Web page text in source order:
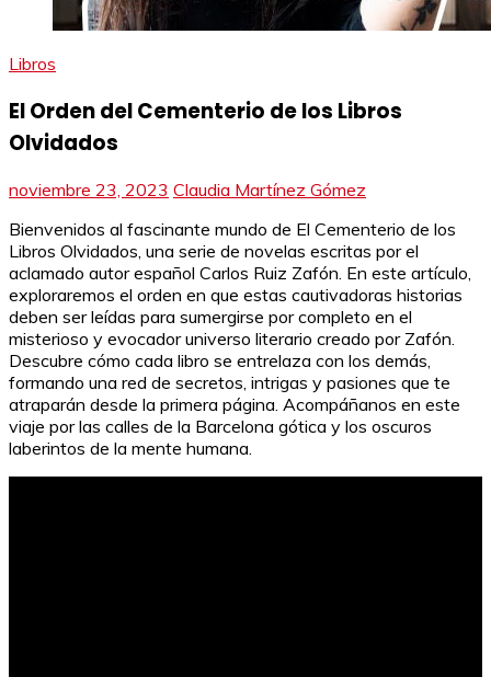
Libros
El Orden del Cementerio de los Libros
Olvidados
noviembre 23, 2023 Claudia Martínez Gómez
Bienvenidos al fascinante mundo de El Cementerio de los
Libros Olvidados, una serie de novelas escritas por el
aclamado autor español Carlos Ruiz Zafón. En este artículo,
exploraremos el orden en que estas cautivadoras historias
deben ser leídas para sumergirse por completo en el
misterioso y evocador universo literario creado por Zafón.
Descubre cómo cada libro se entrelaza con los demás,
formando una red de secretos, intrigas y pasiones que te
atraparán desde la primera página. Acompáñanos en este
viaje por las calles de la Barcelona gótica y los oscuros
laberintos de la mente humana.